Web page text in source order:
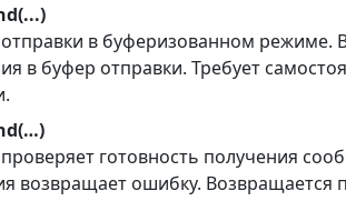
в буферизованном режиме.
в буфер отправки. Требует
готовность получения
возвращает ошибку. Возвращается